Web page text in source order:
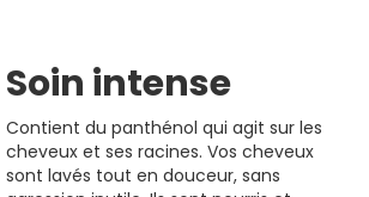
Soin intense
Contient du panthénol qui agit sur les
cheveux et ses racines. Vos cheveux
sont lavés tout en douceur, sans